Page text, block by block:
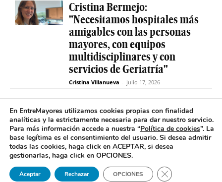
Cristina Bermejo:
"Necesitamos hospitales más
amigables con las personas
mayores, con equipos
multidisciplinares y con
servicios de Geriatría"
Cristina Villanueva - julio 17, 2026
Convive abre el plazo de
inscripción para estudiantes
y celebra 30 años uniendo a
jóvenes y mayores en Madrid
En EntreMayores utilizamos cookies propias con finalidad
analíticas y la estrictamente necesaria para dar nuestro servicio.
Para más información accede a nuestra “Política de cookies”. La
base legítima es el consentimiento del usuario. Si desea admitir
todas las cookies, haga click en ACEPTAR, si desea
gestionarlas, haga click en OPCIONES.
Aceptar Rechazar OPCIONES Cerrar el banner